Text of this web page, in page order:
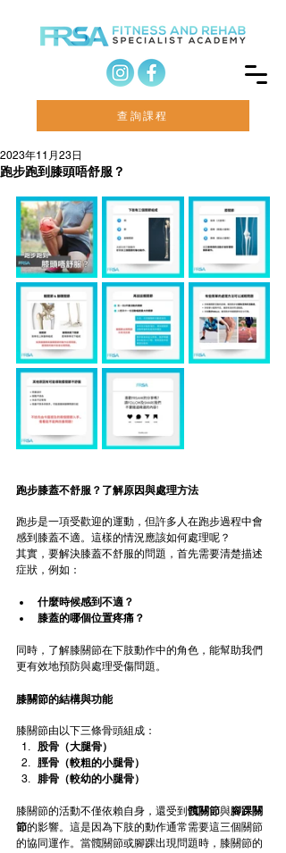
查詢課程
跑步跑到膝頭唔舒服？
2023年11月23日
跑步膝蓋不舒服？了解原因與處理方法
跑步是一項受歡迎的運動，但許多人在跑步過程中會
感到膝蓋不適。這樣的情況應該如何處理呢？
其實，要解決膝蓋不舒服的問題，首先需要清楚描述
症狀，例如：
什麼時候感到不適？
膝蓋的哪個位置疼痛？
同時，了解膝關節在下肢動作中的角色，能幫助我們
更有效地預防與處理受傷問題。
膝關節的結構與功能
膝關節由以下三條骨頭組成：
股骨（大腿骨）
脛骨（較粗的小腿骨）
腓骨（較幼的小腿骨）
膝關節的活動不僅依賴自身，還受到 髖關節與腳踝關
節的影響。這是因為下肢的動作通常需要這三個關節
的協同運作。當髖關節或腳踝出現問題時，膝關節的